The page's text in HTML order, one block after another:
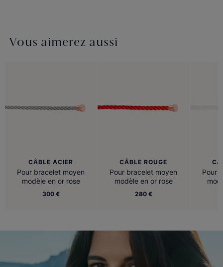
Vous aimerez aussi
CÂBLE ACIER
Pour bracelet moyen
modèle en or rose
300 €
CÂBLE ROUGE
Pour bracelet moyen
modèle en or rose
280 €
Pour